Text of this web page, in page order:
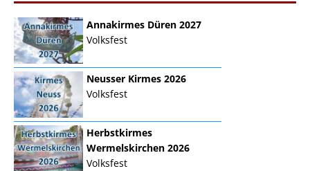
Annakirmes Düren 2027
Volksfest
Neusser Kirmes 2026
Volksfest
Herbstkirmes
Wermelskirchen 2026
Volksfest